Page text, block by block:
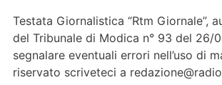
Testata Giornalistica “Rtm Giornale”,
del Tribunale di Modica n° 93 del 26/
segnalare eventuali errori nell’uso di
riservato scriveteci a